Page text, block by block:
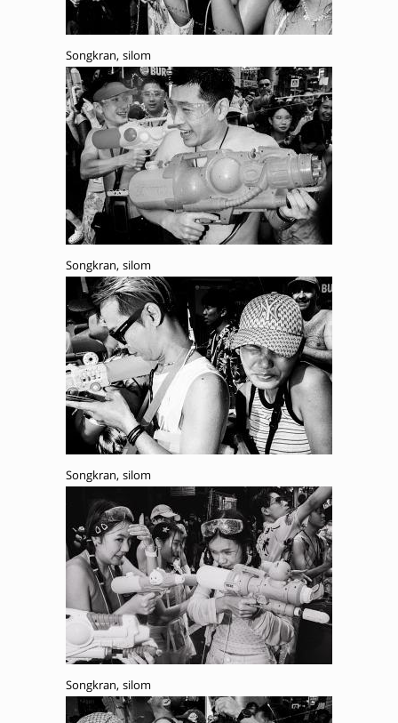
Songkran, silom
Songkran, silom
Songkran, silom
Songkran, silom